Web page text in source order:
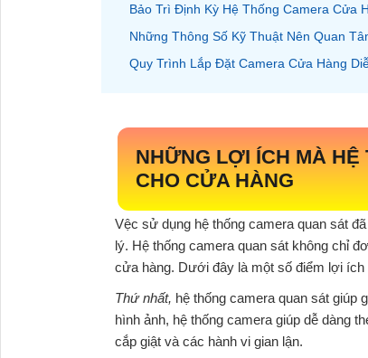
Bảo Trì Định Kỳ Hệ Thống Camera Cửa
Những Thông Số Kỹ Thuật Nên Quan
Quy Trình Lắp Đặt Camera Cửa Hàng
NHỮNG LỢI ÍCH MÀ HỆ
CHO CỬA HÀNG
Vệc sử dụng hệ thống camera quan sát
lý. Hệ thống camera quan sát không chỉ
cửa hàng. Dưới đây là một số điểm lợi
Thứ nhất, hệ thống camera quan sát giúp
hình ảnh, hệ thống camera giúp dễ dàng
cắp giật và các hành vi gian lận.